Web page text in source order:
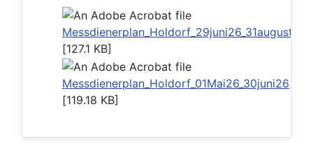
Messdienerplan_Holdorf_29juni26_31august26
[127.1 KB]
Messdienerplan_Holdorf_01Mai26_30juni26
[119.18 KB]